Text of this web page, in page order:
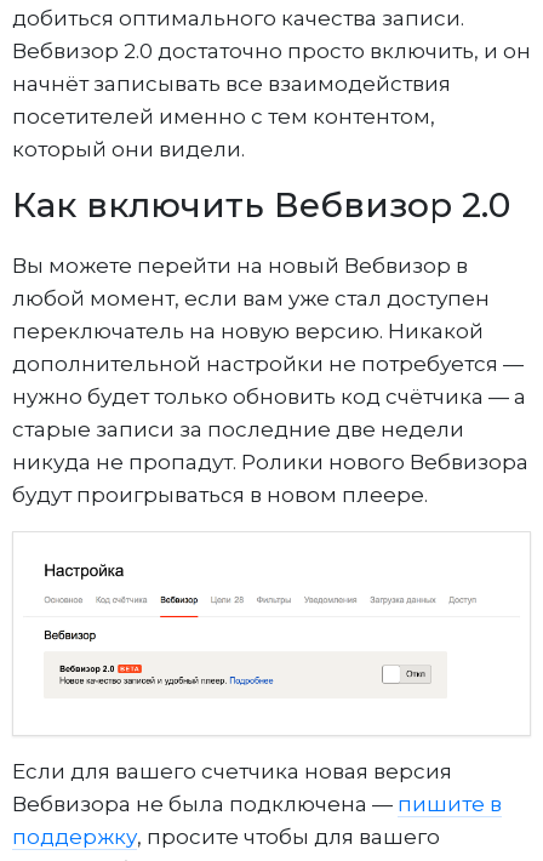
добиться оптимального качества записи.
Вебвизор 2.0 достаточно просто включить, и он
начнёт записывать все взаимодействия
посетителей именно с тем контентом,
который они видели.
Как включить Вебвизор 2.0
Вы можете перейти на новый Вебвизор в
любой момент, если вам уже стал доступен
переключатель на новую версию. Никакой
дополнительной настройки не потребуется —
нужно будет только обновить код счётчика — а
старые записи за последние две недели
никуда не пропадут. Ролики нового Вебвизора
будут проигрываться в новом плеере.
Если для вашего счетчика новая версия
Вебвизора не была подключена — пишите в
поддержку, просите чтобы для вашего